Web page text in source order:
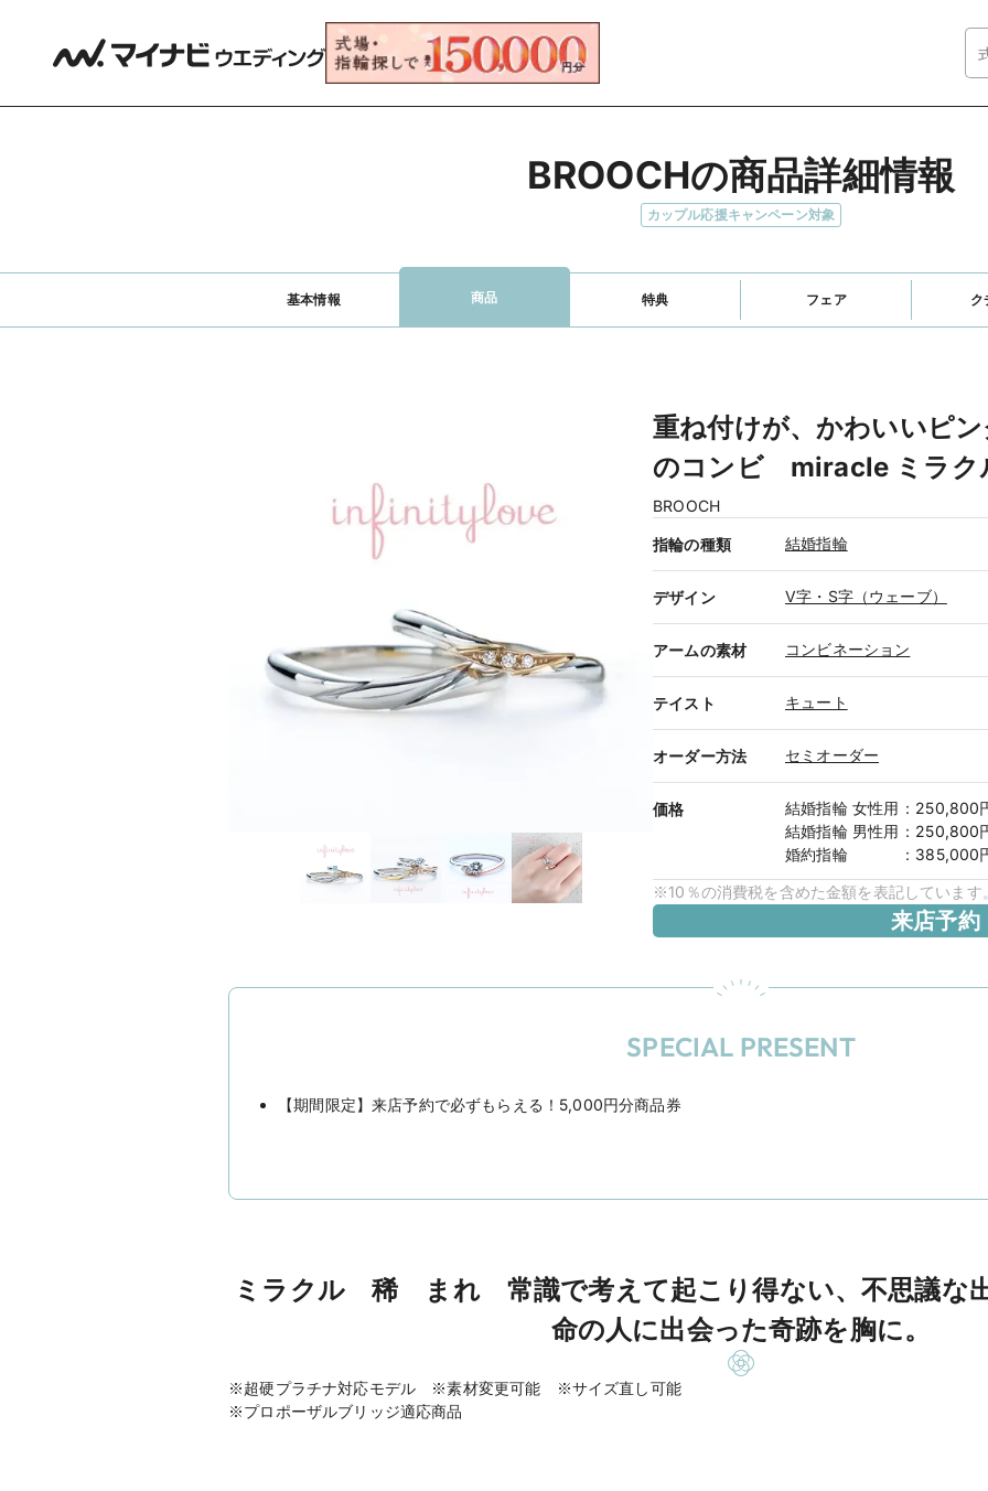
BROOCHの商品詳細情報
カップル応援キャンペーン対象
基本情報 商品 特典 フェア ク
重ね付けが、かわいいピ
のコンビ miracle ミラク
BROOCH
指輪の種類 結婚指輪
デザイン V字・S字（ウェーブ）
アームの素材 コンビネーション
テイスト キュート
オーダー方法 セミオーダー
価格 結婚指輪 女性用 ： 250,800
結婚指輪 男性用 ： 250,800
婚約指輪
： 385,000
※10％の消費税を含めた金額を表記しています
来店予約
SPECIAL PRESENT
【期間限定】来店予約で必ずもらえる！5,000円分商品券
ミラクル 稀 まれ 常識で考えて起こり得ない、不思議な
命の人に出会った奇跡を胸に。
※超硬プラチナ対応モデル ※素材変更可能 ※サイズ直し可能
※プロポーザルブリッジ適応商品